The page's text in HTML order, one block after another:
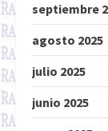
septiembre
agosto 2025
julio 2025
junio 2025